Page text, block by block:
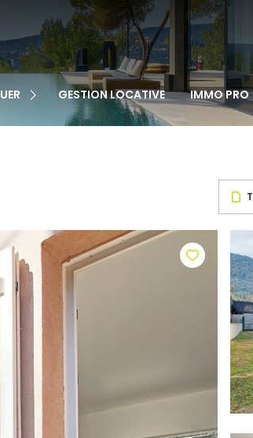
GESTION LOCATIVE IMMO PRO
VENTE
LOCATION